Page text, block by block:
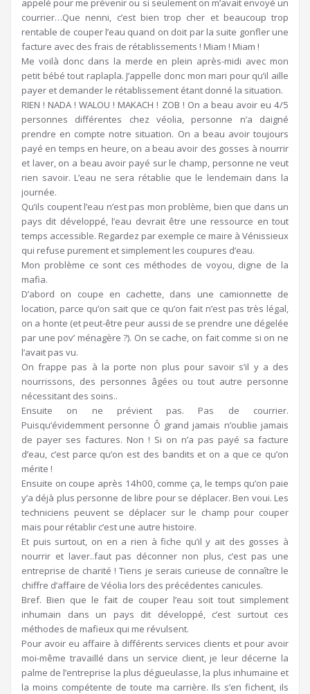
appelé pour me prévenir ou si seulement on m’avait envoyé un
courrier…Que nenni, c’est bien trop cher et beaucoup trop
rentable de couper l’eau quand on doit par la suite gonfler une
facture avec des frais de rétablissements ! Miam ! Miam !
Me voilà donc dans la merde en plein après-midi avec mon
petit bébé tout raplapla. J’appelle donc mon mari pour qu’il aille
payer et demander le rétablissement étant donné la situation.
RIEN ! NADA ! WALOU ! MAKACH ! ZOB ! On a beau avoir eu 4/5
personnes différentes chez véolia, personne n’a daigné
prendre en compte notre situation. On a beau avoir toujours
payé en temps en heure, on a beau avoir des gosses à nourrir
et laver, on a beau avoir payé sur le champ, personne ne veut
rien savoir. L’eau ne sera rétablie que le lendemain dans la
journée.
Qu’ils coupent l’eau n’est pas mon problème, bien que dans un
pays dit développé, l’eau devrait être une ressource en tout
temps accessible. Regardez par exemple ce maire à Vénissieux
qui refuse purement et simplement les coupures d’eau.
Mon problème ce sont ces méthodes de voyou, digne de la
mafia.
D’abord on coupe en cachette, dans une camionnette de
location, parce qu’on sait que ce qu’on fait n’est pas très légal,
on a honte (et peut-être peur aussi de se prendre une dégelée
par une pov’ ménagère ?). On se cache, on fait comme si on ne
l’avait pas vu.
On frappe pas à la porte non plus pour savoir s’il y a des
nourrissons, des personnes âgées ou tout autre personne
nécessitant des soins..
Ensuite on ne prévient pas. Pas de courrier.
Puisqu’évidemment personne Ô grand jamais n’oublie jamais
de payer ses factures. Non ! Si on n’a pas payé sa facture
d’eau, c’est parce qu’on est des bandits et on a que ce qu’on
mérite !
Ensuite on coupe après 14h00, comme ça, le temps qu’on paie
y’a déjà plus personne de libre pour se déplacer. Ben voui. Les
techniciens peuvent se déplacer sur le champ pour couper
mais pour rétablir c’est une autre histoire.
Et puis surtout, on en a rien à fiche qu’il y ait des gosses à
nourrir et laver..faut pas déconner non plus, c’est pas une
entreprise de charité ! Tiens je serais curieuse de connaître le
chiffre d’affaire de Véolia lors des précédentes canicules.
Bref. Bien que le fait de couper l’eau soit tout simplement
inhumain dans un pays dit développé, c’est surtout ces
méthodes de mafieux qui me révulsent.
Pour avoir eu affaire à différents services clients et pour avoir
moi-même travaillé dans un service client, je leur décerne la
palme de l’entreprise la plus dégueulasse, la plus inhumaine et
la moins compétente de toute ma carrière. Ils s’en fichent, ils